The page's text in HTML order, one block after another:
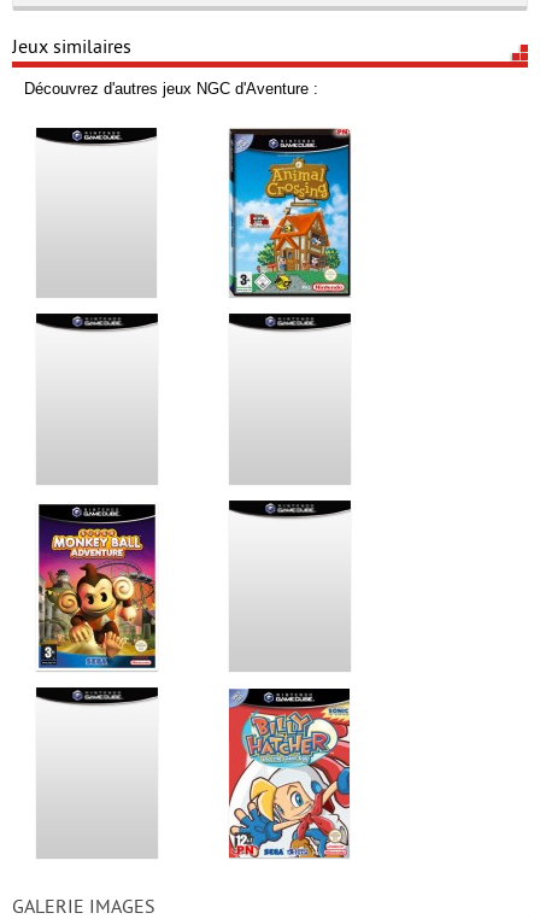
Jeux similaires
Découvrez d'autres jeux NGC d'Aventure :
GALERIE IMAGES